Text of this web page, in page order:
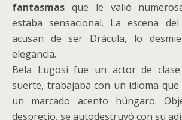
fantasmas que le valió
estaba sensacional. La escena
acusan de ser Drácula, lo
elegancia.
Bela Lugosi fue un actor de
suerte, trabajaba con un idioma
un marcado acento húngaro.
desprecio, se autodestruyó con su